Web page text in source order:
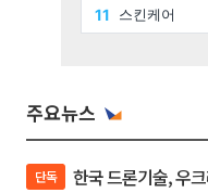
주요뉴스
단독